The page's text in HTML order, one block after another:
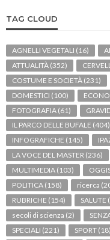
TAG CLOUD
AGNELLI VEGETALI (16)
ATTUALITÀ (352)
COSTUME E SOCIETÀ (231)
DOMESTICI (100)
FOTOGRAFIA (61)
IL PARCO DELLE BUFALE (404)
INFOGRAFICHE (145)
LA VOCE DEL MASTER (236)
MULTIMEDIA (103)
POLITICA (158) ricerca
RUBRICHE (154) SALUTE
secoli di scienza (2)
SPECIALI (221) SPORT (18)